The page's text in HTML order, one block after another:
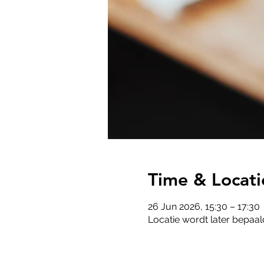
Time &
26 Jun 2026, 15:30 – 17:30
Locatie wordt later